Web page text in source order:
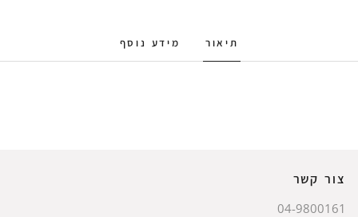
תיאור מידע נוסף
צור קשר
04-9800161